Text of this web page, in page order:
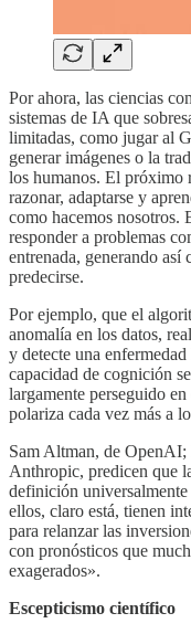
Por ahora, las ciencias
sistemas de IA que
limitadas, como jugar al
generar imágenes o la
los humanos. El próximo
razonar, adaptarse y
como hacemos nosotros.
responder a problemas
entrenada, generando
predecirse.
Por ejemplo, que el
anomalía en los datos,
y detecte una
capacidad de cognición
largamente perseguido
polariza cada vez más a
Sam Altman, de
Anthropic, predicen que
definición
ellos, claro está, tienen
para relanzar las
con pronósticos que
exagerados».
Escepticismo científico